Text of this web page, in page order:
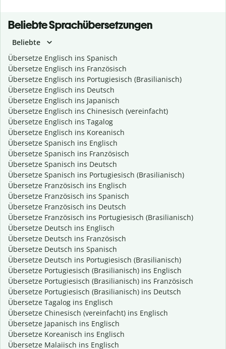
Beliebte Sprachübersetzungen
Beliebte
Übersetze Englisch ins Spanisch
Übersetze Englisch ins Französisch
Übersetze Englisch ins Portugiesisch (Brasilianisch)
Übersetze Englisch ins Deutsch
Übersetze Englisch ins Japanisch
Übersetze Englisch ins Chinesisch (vereinfacht)
Übersetze Englisch ins Tagalog
Übersetze Englisch ins Koreanisch
Übersetze Spanisch ins Englisch
Übersetze Spanisch ins Französisch
Übersetze Spanisch ins Deutsch
Übersetze Spanisch ins Portugiesisch (Brasilianisch)
Übersetze Französisch ins Englisch
Übersetze Französisch ins Spanisch
Übersetze Französisch ins Deutsch
Übersetze Französisch ins Portugiesisch (Brasilianisch)
Übersetze Deutsch ins Englisch
Übersetze Deutsch ins Französisch
Übersetze Deutsch ins Spanisch
Übersetze Deutsch ins Portugiesisch (Brasilianisch)
Übersetze Portugiesisch (Brasilianisch) ins Englisch
Übersetze Portugiesisch (Brasilianisch) ins Französisch
Übersetze Portugiesisch (Brasilianisch) ins Deutsch
Übersetze Tagalog ins Englisch
Übersetze Chinesisch (vereinfacht) ins Englisch
Übersetze Japanisch ins Englisch
Übersetze Koreanisch ins Englisch
Übersetze Malaiisch ins Englisch